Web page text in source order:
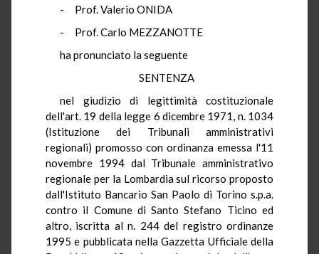
- Prof. Valerio ONIDA
- Prof. Carlo MEZZANOTTE
ha pronunciato la seguente
SENTENZA
nel giudizio di legittimità costituzionale
dell'art. 19 della legge 6 dicembre 1971, n. 1034
(Istituzione dei Tribunali amministrativi
regionali) promosso con ordinanza emessa l'11
novembre 1994 dal Tribunale amministrativo
regionale per la Lombardia sul ricorso proposto
dall'Istituto Bancario San Paolo di Torino s.p.a.
contro il Comune di Santo Stefano Ticino ed
altro, iscritta al n. 244 del registro ordinanze
1995 e pubblicata nella Gazzetta Ufficiale della